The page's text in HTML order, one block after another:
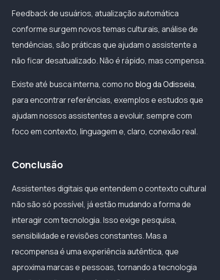
Feedback de usuários, atualização automática
conforme surgem novos temas culturais, análise de
tendências, são práticas que ajudam o assistente a
não ficar desatualizado. Não é rápido, mas compensa.
Existe até busca interna, como no blog da Odisseia,
para encontrar referências, exemplos e estudos que
ajudam nossos assistentes a evoluir, sempre com
foco em contexto, linguagem e, claro, conexão real.
Conclusão
Assistentes digitais que entendem o contexto cultural
não são só possível, já estão mudando a forma de
interagir com tecnologia. Isso exige pesquisa,
sensibilidade e revisões constantes. Mas a
recompensa é uma experiência autêntica, que
aproxima marcas e pessoas, tornando a tecnologia